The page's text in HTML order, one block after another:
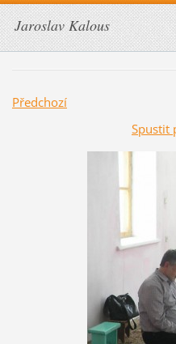
Jaroslav Kalous
Předchozí
Spustit